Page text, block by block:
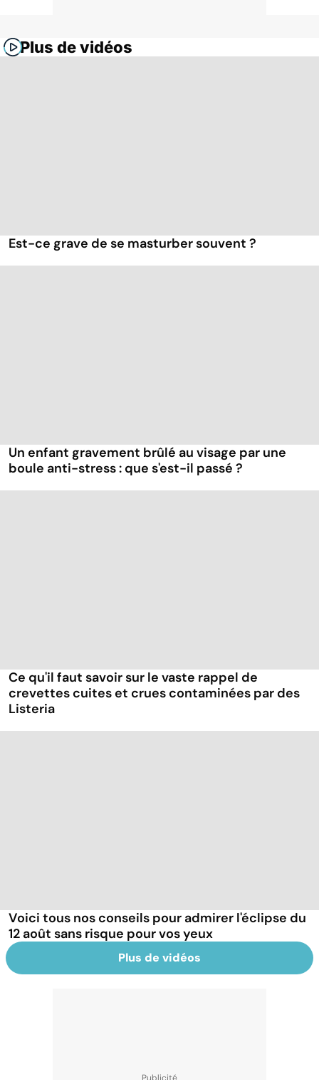
Plus de vidéos
Est-ce grave de se masturber souvent ?
Un enfant gravement brûlé au visage par une
boule anti-stress : que s'est-il passé ?
Ce qu'il faut savoir sur le vaste rappel de
crevettes cuites et crues contaminées par des
Listeria
Voici tous nos conseils pour admirer l'éclipse du
12 août sans risque pour vos yeux
Plus de vidéos